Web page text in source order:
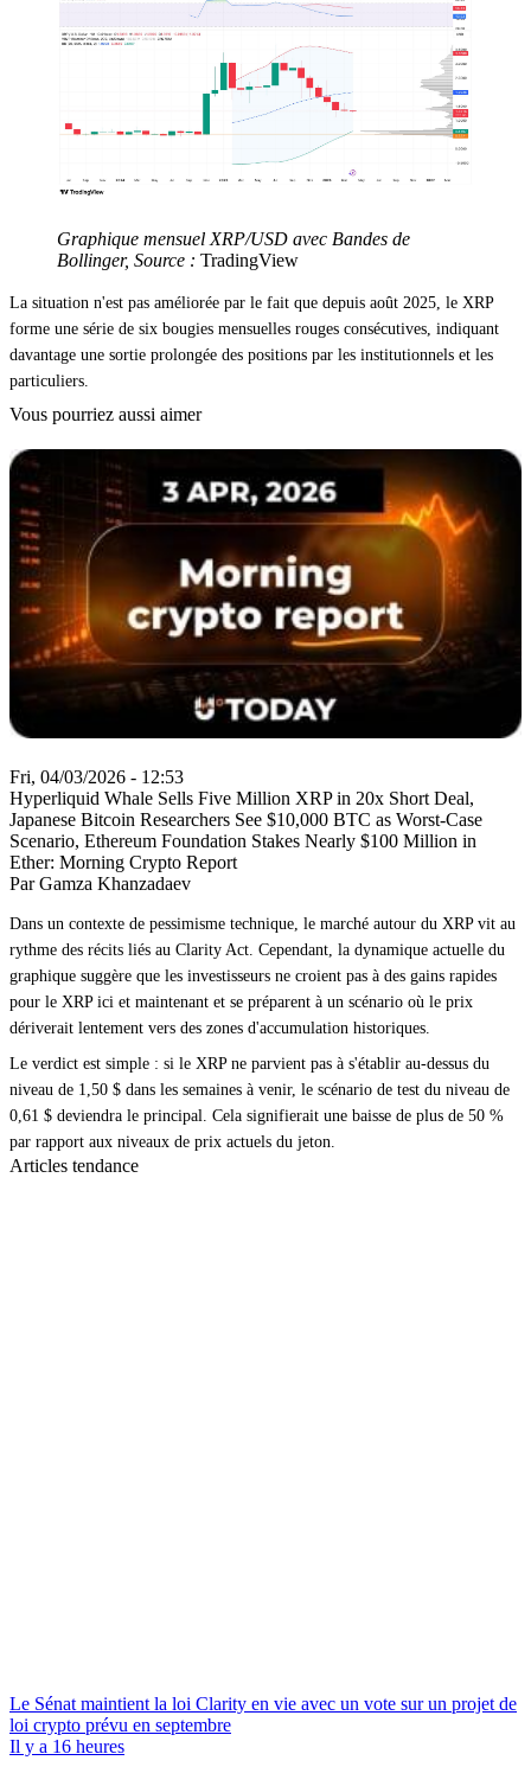
Graphique mensuel XRP/USD avec Bandes de
Bollinger, Source : TradingView
La situation n'est pas améliorée par le fait que depuis août 2025, le XRP
forme une série de six bougies mensuelles rouges consécutives, indiquant
davantage une sortie prolongée des positions par les institutionnels et les
particuliers.
Vous pourriez aussi aimer
Fri, 04/03/2026 - 12:53
Hyperliquid Whale Sells Five Million XRP in 20x Short Deal,
Japanese Bitcoin Researchers See $10,000 BTC as Worst-Case
Scenario, Ethereum Foundation Stakes Nearly $100 Million in
Ether: Morning Crypto Report
Par Gamza Khanzadaev
Dans un contexte de pessimisme technique, le marché autour du XRP vit au
rythme des récits liés au Clarity Act. Cependant, la dynamique actuelle du
graphique suggère que les investisseurs ne croient pas à des gains rapides
pour le XRP ici et maintenant et se préparent à un scénario où le prix
dériverait lentement vers des zones d'accumulation historiques.
Le verdict est simple : si le XRP ne parvient pas à s'établir au-dessus du
niveau de 1,50 $ dans les semaines à venir, le scénario de test du niveau de
0,61 $ deviendra le principal. Cela signifierait une baisse de plus de 50 %
par rapport aux niveaux de prix actuels du jeton.
Articles tendance
Le Sénat maintient la loi Clarity en vie avec un vote sur un projet de
loi crypto prévu en septembre
Il y a 16 heures